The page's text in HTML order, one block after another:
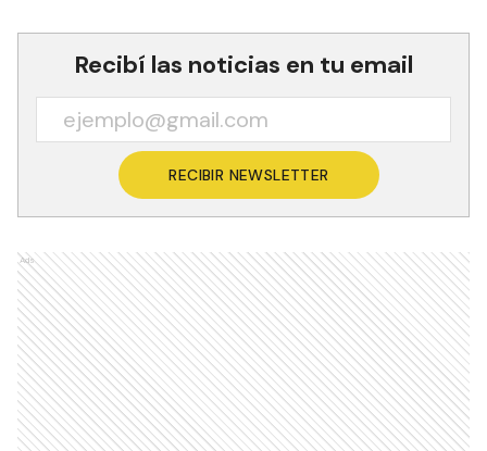
Recibí las noticias en tu email
RECIBIR NEWSLETTER
Ads